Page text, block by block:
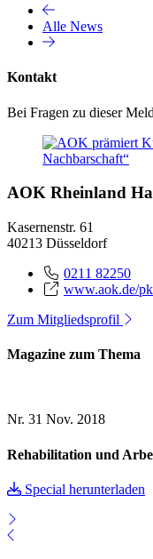
Alle News
Kontakt
Bei Fragen zu dieser
AOK Rheinland
Kasernenstr. 61
40213 Düsseldorf
0211 82250
www.aok.de/
Zum Mitgliedsprofil
Magazine zum Thema
Nr. 31 Nov. 2018
Rehabilitation und
Special herunterladen